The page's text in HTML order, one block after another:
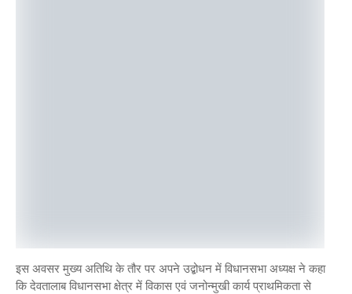
इस अवसर मुख्य अतिथि के तौर पर अपने उद्बोधन में विधानसभा अध्यक्ष ने कहा
कि देवतालाब विधानसभा क्षेत्र में विकास एवं जनोन्मुखी कार्य प्राथमिकता से